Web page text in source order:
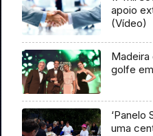
apoio
(Vídeo)
Madeira
golfe
‘Panelo
uma